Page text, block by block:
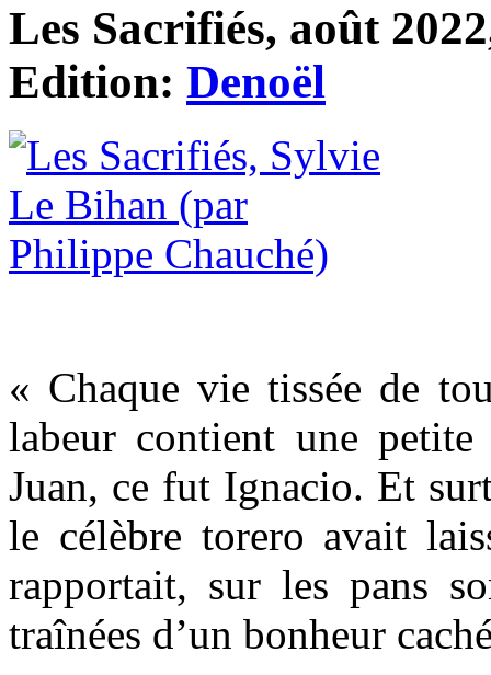
Les Sacrifiés, août
Edition: Denoël
« Chaque vie tissée de
labeur contient une
Juan, ce fut Ignacio. Et
le célèbre torero avait
rapportait, sur les pans
traînées d’un bonheur